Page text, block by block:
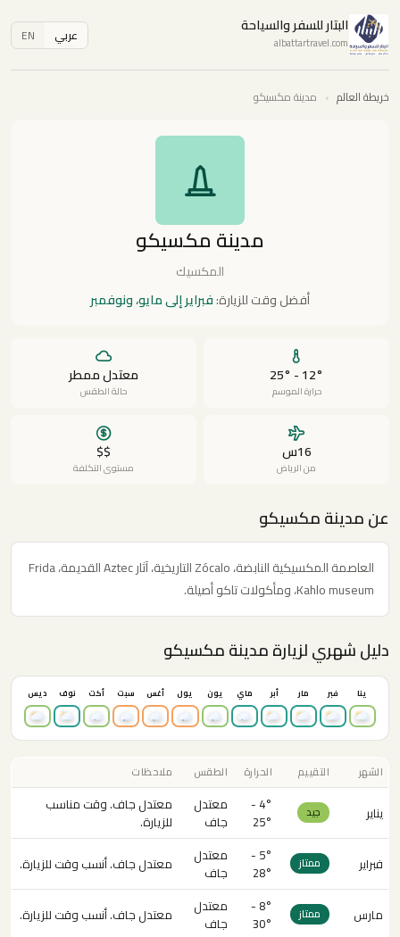
البتار للسفر والسياحة
albattartravel.com عربي EN
خريطة العالم › مدينة مكسيكو
مدينة مكسيكو
المكسيك
أفضل وقت للزيارة:فبراير إلى مايو، ونوفمبر
12° - 25°
حرارة الموسم
معتدل ممطر
حالة الطقس
16س
من الرياض
$$
مستوى التكلفة
عن مدينة مكسيكو
العاصمة المكسيكية النابضة، Zócalo التاريخية، آثار Aztec القديمة، Frida
Kahlo museum، ومأكولات تاكو أصيلة.
دليل شهري لزيارة مدينة مكسيكو
ينا فبر مار أبر ماي يون يول أغس سبت أكت نوف ديس
الشهر التقييم الحرارة الطقس ملاحظات
يناير جيد
4° -
25°
معتدل
جاف
معتدل جاف. وقت مناسب
للزيارة.
فبراير
ممتاز
5° -
28°
معتدل
جاف
معتدل جاف. أنسب وقت للزيارة.
مارس ممتاز
8° -
30°
معتدل
جاف
معتدل جاف. أنسب وقت للزيارة.